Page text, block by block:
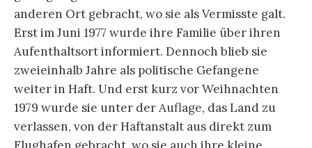
anderen Ort gebracht, wo sie als Vermisste galt.
Erst im Juni 1977 wurde ihre Familie über ihren
Aufenthaltsort informiert. Dennoch blieb sie
zweieinhalb Jahre als politische Gefangene
weiter in Haft. Und erst kurz vor Weihnachten
1979 wurde sie unter der Auflage, das Land zu
verlassen, von der Haftanstalt aus direkt zum